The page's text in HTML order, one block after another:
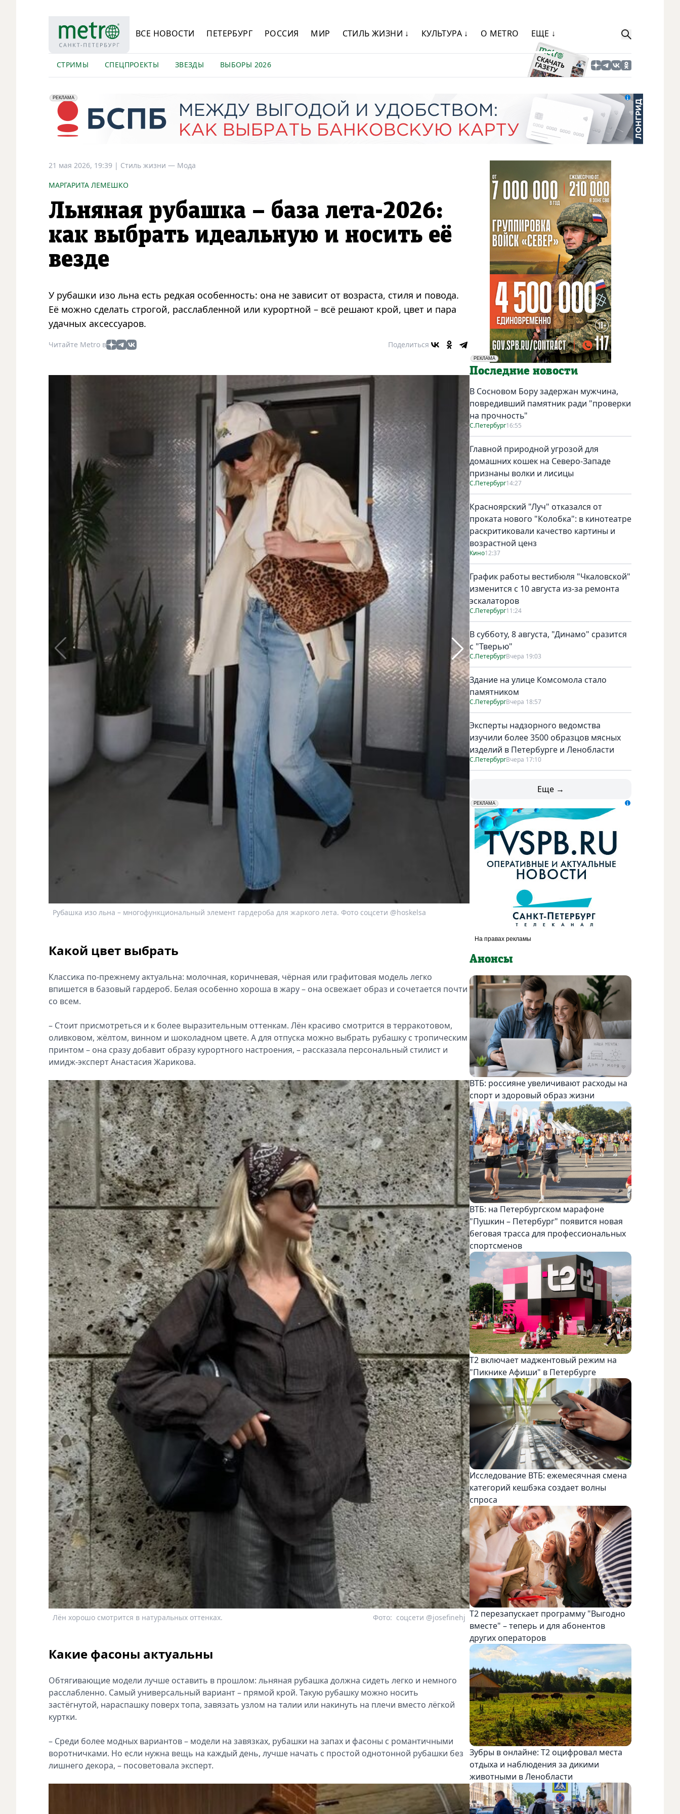
ВСЕ НОВОСТИ ПЕТЕРБУРГ РОССИЯ МИР СТИЛЬ ЖИЗНИ ↓ КУЛЬТУРА ↓ О METRO ЕЩЕ ↓
СТРИМЫ СПЕЦПРОЕКТЫ ЗВЕЗДЫ ВЫБОРЫ 2026
erid: 2VfnxyFybV5
РЕКЛАМА
ПАО "Банк "Санкт-Петербург", ИНН: 7831000027
21 мая 2026, 19:39 | Стиль жизни — Мода
МАРГАРИТА ЛЕМЕШКО
Льняная рубашка – база лета-2026:
как выбрать идеальную и носить её
везде
У рубашки изо льна есть редкая особенность: она не зависит от возраста, стиля и повода.
Её можно сделать строгой, расслабленной или курортной – всё решают крой, цвет и пара
удачных аксессуаров.
Читайте Metro в Поделиться
Рубашка изо льна – многофункциональный элемент гардероба для жаркого лета. Фото соцсети @hoskelsa Лён хорошо смотрится в натуральных оттенках. Фото
Какой цвет выбрать
Классика по-прежнему актуальна: молочная, коричневая, чёрная или графитовая модель легко
впишется в базовый гардероб. Белая особенно хороша в жару – она освежает образ и сочетается почти
со всем.
– Стоит присмотреться и к более выразительным оттенкам. Лён красиво смотрится в терракотовом,
оливковом, жёлтом, винном и шоколадном цвете. А для отпуска можно выбрать рубашку с тропическим
принтом – она сразу добавит образу курортного настроения, – рассказала персональный стилист и
имидж-эксперт Анастасия Жарикова.
Лён хорошо смотрится в натуральных оттенках. соцсети @josefinehj
Фото:
Какие фасоны актуальны
Обтягивающие модели лучше оставить в прошлом: льняная рубашка должна сидеть легко и немного
расслабленно. Самый универсальный вариант – прямой крой. Такую рубашку можно носить
застёгнутой, нараспашку поверх топа, завязать узлом на талии или накинуть на плечи вместо лёгкой
куртки.
– Среди более модных вариантов – модели на завязках, рубашки на запах и фасоны с романтичными
воротничками. Но если нужна вещь на каждый день, лучше начать с простой однотонной рубашки без
лишнего декора, – посоветовала эксперт.
РЕКЛАМА
Социальная реклама
Последние новости
В Сосновом Бору задержан мужчина,
повредивший памятник ради "проверки
на прочность"
С.Петербург16:55
Главной природной угрозой для
домашних кошек на Северо-Западе
признаны волки и лисицы
С.Петербург14:27
Красноярский "Луч" отказался от
проката нового "Колобка": в кинотеатре
раскритиковали качество картины и
возрастной ценз
Кино12:37
График работы вестибюля "Чкаловской"
изменится с 10 августа из-за ремонта
эскалаторов
С.Петербург11:24
В субботу, 8 августа, "Динамо" сразится
с "Тверью"
С.ПетербургВчера 19:03
Здание на улице Комсомола стало
памятником
С.ПетербургВчера 18:57
Эксперты надзорного ведомства
изучили более 3500 образцов мясных
изделий в Петербурге и Ленобласти
С.ПетербургВчера 17:10
Еще →
erid: LdtCK5udn
РЕКЛАМА
АО "ГАТР", ИНН: 7841320717
Анонсы
ВТБ: россияне увеличивают расходы на
спорт и здоровый образ жизни
ВТБ: на Петербургском марафоне
"Пушкин – Петербург" появится новая
беговая трасса для профессиональных
спортсменов
Т2 включает маджентовый режим на
"Пикнике Афиши" в Петербурге
Исследование ВТБ: ежемесячная смена
категорий кешбэка создает волны
спроса
Т2 перезапускает программу "Выгодно
вместе" – теперь и для абонентов
других операторов
Зубры в онлайне: Т2 оцифровал места
отдыха и наблюдения за дикими
животными в Ленобласти